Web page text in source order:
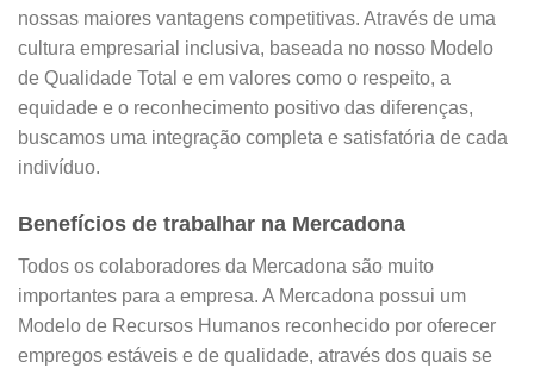
nossas maiores vantagens competitivas. Através de uma
cultura empresarial inclusiva, baseada no nosso Modelo
de Qualidade Total e em valores como o respeito, a
equidade e o reconhecimento positivo das diferenças,
buscamos uma integração completa e satisfatória de cada
indivíduo.
Benefícios de trabalhar na Mercadona
Todos os colaboradores da Mercadona são muito
importantes para a empresa. A Mercadona possui um
Modelo de Recursos Humanos reconhecido por oferecer
empregos estáveis e de qualidade, através dos quais se